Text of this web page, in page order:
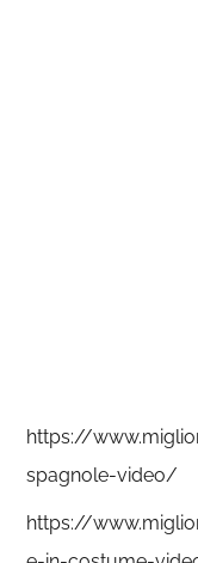
https://
spagnole-video/
https://